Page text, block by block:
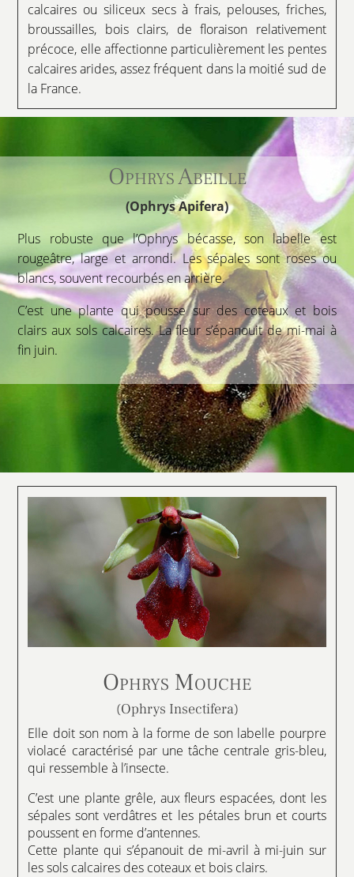
calcaires ou siliceux secs à frais, pelouses, friches,
broussailles, bois clairs, de floraison relativement
précoce, elle affectionne particulièrement les pentes
calcaires arides, assez fréquent dans la moitié sud de
la France.
Ophrys Abeille
(Ophrys Apifera)
Plus robuste que l’Ophrys bécasse, son labelle est
rougeâtre, large et arrondi. Les sépales sont roses ou
blancs, souvent recourbés en arrière.
C’est une plante qui pousse sur des coteaux et bois
clairs aux sols calcaires. La fleur s’épanouit de mi-mai à
fin juin.
Ophrys Mouche
(Ophrys Insectifera)
Elle doit son nom à la forme de son labelle pourpre
violacé caractérisé par une tâche centrale gris-bleu,
qui ressemble à l’insecte.
C’est une plante grêle, aux fleurs espacées, dont les
sépales sont verdâtres et les pétales brun et courts
poussent en forme d’antennes.
Cette plante qui s’épanouit de mi-avril à mi-juin sur
les sols calcaires des coteaux et bois clairs.